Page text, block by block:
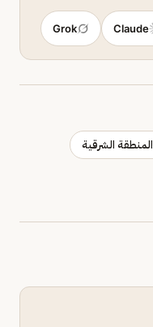
Claude
Grok
المنطقة الشرقية